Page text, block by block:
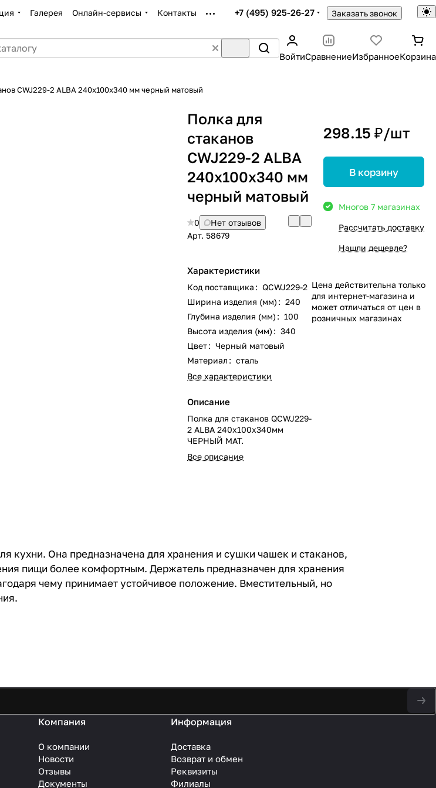
Галерея Онлайн-сервисы Контакты +7 (495) 925-26-27 Заказать звонок
ВойтиСравнениеИзбранноеКорзина
CWJ229-2 ALBA 240x100x340 мм черный матовый
Полка для
стаканов
CWJ229-2 ALBA
240x100x340 мм
черный матовый
0
Нет отзывов
Арт. 58679
Характеристики
Код поставщика : QCWJ229-2
Ширина изделия (мм) : 240
Глубина изделия (мм) : 100
Высота изделия (мм) : 340
Цвет: Черный матовый
Материал : сталь
Все характеристики
Описание
Полка для стаканов QCWJ229-
2 ALBA 240x100x340мм
ЧЕРНЫЙ МАТ.
Все описание
298.15 ₽/шт
В корзину
Многов 7 магазинах
Рассчитать доставку
Нашли дешевле?
Цена действительна только
для интернет-магазина и
может отличаться от цен в
розничных магазинах
кухни. Она предназначена для хранения и сушки чашек и стаканов,
пищи более комфортным. Держатель предназначен для хранения
чему принимает устойчивое положение. Вместительный, но
Компания
О компании
Новости
Отзывы
Документы
Информация
Доставка
Возврат и обмен
Реквизиты
Филиалы